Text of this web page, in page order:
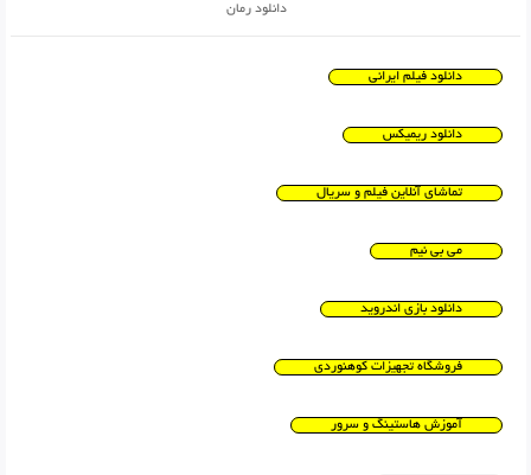
دانلود رمان
دانلود فیلم ایرانی
دانلود ریمیکس
تماشای آنلاین فیلم و سریال
می بی نیم
دانلود بازی اندروید
فروشگاه تجهیزات کوهنوردی
آموزش هاستینگ و سرور